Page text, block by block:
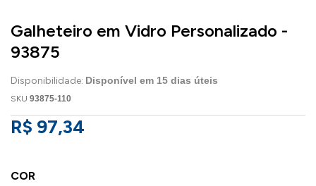
Galheteiro em Vidro Personalizado -
93875
Disponibilidade: Disponível em 15 dias úteis
SKU 93875-110
R$ 97,34
COR